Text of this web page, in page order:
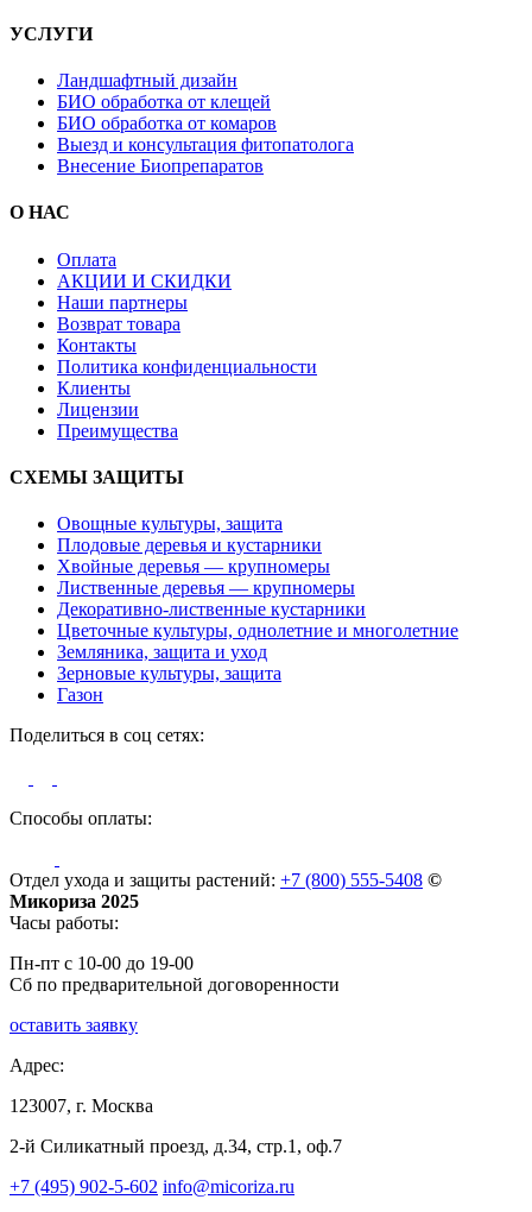
УСЛУГИ
Ландшафтный дизайн
БИО обработка от клещей
БИО обработка от комаров
Выезд и консультация фитопатолога
Внесение Биопрепаратов
О НАС
Оплата
АКЦИИ И СКИДКИ
Наши партнеры
Возврат товара
Контакты
Политика конфиденциальности
Клиенты
Лицензии
Преимущества
СХЕМЫ ЗАЩИТЫ
Овощные культуры, защита
Плодовые деревья и кустарники
Хвойные деревья — крупномеры
Лиственные деревья — крупномеры
Декоративно-лиственные кустарники
Цветочные культуры, однолетние и многолетние
Земляника, защита и уход
Зерновые культуры, защита
Газон
Поделиться в соц сетях:
Способы оплаты:
Отдел ухода и защиты растений: +7 (800) 555-5408 ©
Микориза 2025
Часы работы:
Пн-пт с 10-00 до 19-00
Сб по предварительной договоренности
оставить заявку
Адрес:
123007, г. Москва
2-й Силикатный проезд, д.34, стр.1, оф.7
+7 (495) 902-5-602 info@micoriza.ru